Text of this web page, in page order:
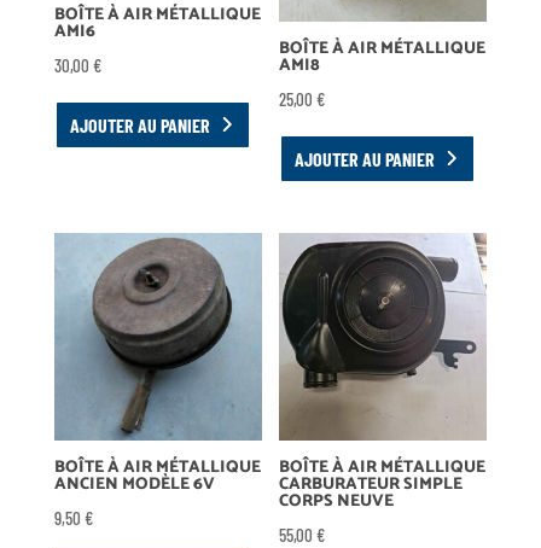
BOÎTE À AIR MÉTALLIQUE
AMI6
30,00 €
AJOUTER AU PANIER
BOÎTE À AIR MÉTALLIQUE
AMI8
25,00€
AJOUTER AU PANIER
BOÎTE À AIR MÉTALLIQUE
ANCIEN MODÈLE 6V
9,50 €
BOÎTE À AIR MÉTALLIQUE
CARBURATEUR SIMPLE
CORPS NEUVE
55,00€